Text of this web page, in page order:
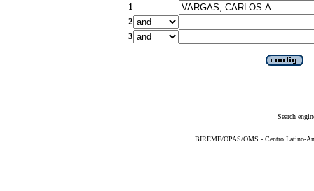
1
2
3
Search
BIREME/OPAS/OMS - Centro Latino-